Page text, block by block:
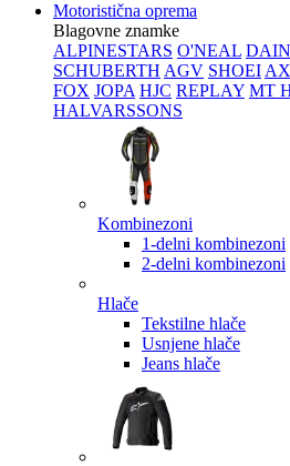
Motoristična oprema
Blagovne znamke
ALPINESTARS O'NEAL
SCHUBERTH AGV SHOEI
FOX JOPA HJC REPLAY MT
HALVARSSONS
Kombinezoni
1-delni kombinezoni
2-delni kombinezoni
Hlače
Tekstilne hlače
Usnjene hlače
Jeans hlače